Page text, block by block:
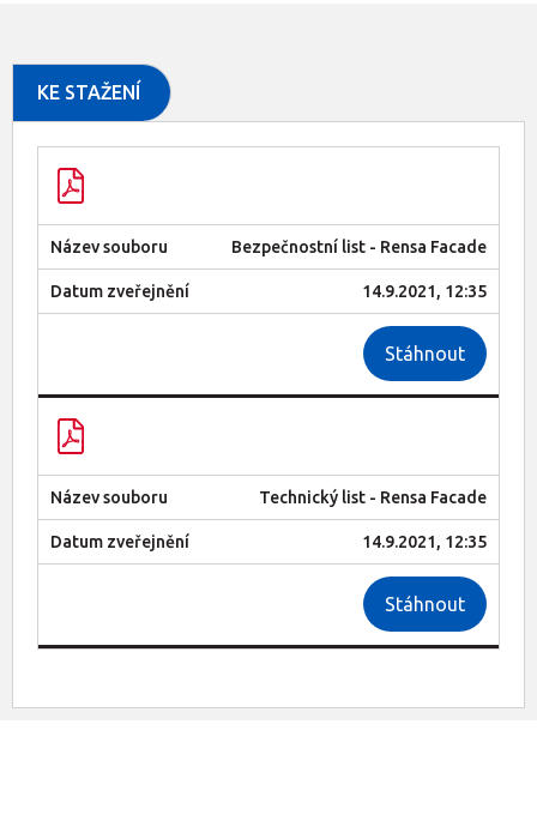
KE STAŽENÍ
Bezpečnostní list - Rensa Facade
14.9.2021, 12:35
Stáhnout
Technický list - Rensa Facade
14.9.2021, 12:35
Stáhnout